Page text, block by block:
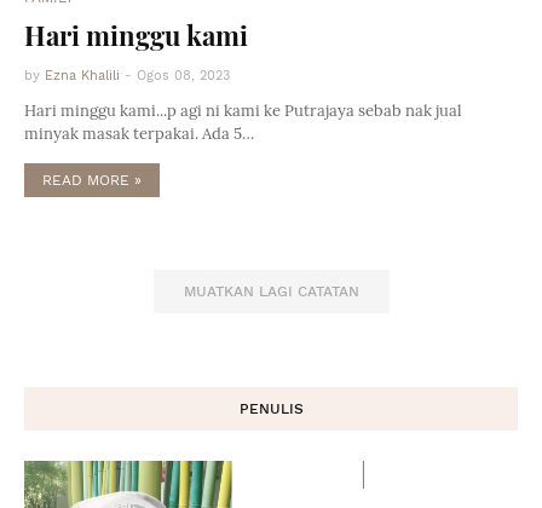
Hari minggu kami
by Ezna Khalili - Ogos 08, 2023
Hari minggu kami...p agi ni kami ke Putrajaya sebab nak jual
minyak masak terpakai. Ada 5…
READ MORE »
MUATKAN LAGI CATATAN
PENULIS